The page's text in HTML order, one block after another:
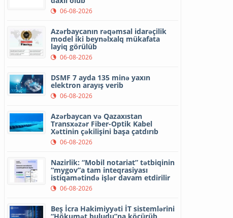
06-08-2026
Azərbaycanın rəqəmsal idarəçilik
model iki beynəlxalq mükafata
layiq görülüb
06-08-2026
DSMF 7 ayda 135 minə yaxın
elektron arayış verib
06-08-2026
Azərbaycan və Qazaxıstan
Transxəzər Fiber-Optik Kabel
Xəttinin çəkilişini başa çatdırıb
06-08-2026
Nazirlik: “Mobil notariat” tətbiqinin
“mygov”a tam inteqrasiyası
istiqamətində işlər davam etdirilir
06-08-2026
Beş İcra Hakimiyyəti İT sistemlərini
“Hökumət buludu”na köçürüb